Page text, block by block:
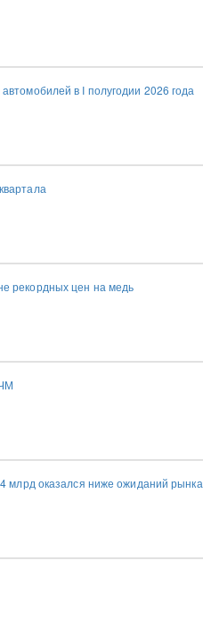
в I полугодии 2026 года
рекордных цен на медь
млрд оказался ниже ожиданий рынка